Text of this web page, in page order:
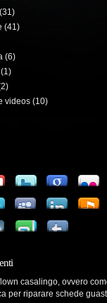
(41)
(6)
(1)
videos (10)
casalingo, ovvero
per riparare schede